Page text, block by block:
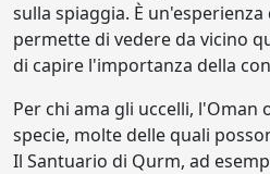
sulla spiaggia. È
permette di vedere da vicino
di capire l'importanza della
Per chi ama gli uccelli, l'Oman
specie, molte delle quali
Il Santuario di Qurm, ad